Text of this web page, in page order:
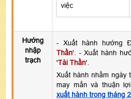
việc
Hướng
nhập
trạch
- Xuất hành hướng
Thần'. - Xuất hành
'Tài Thần'.
Xuất hành nhằm ngày
may mắn và thuận
xuất hành trong tháng